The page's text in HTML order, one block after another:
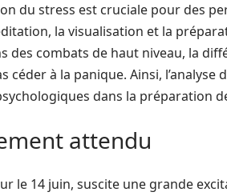
du stress est cruciale pour des
la visualisation et la
des combats de haut niveau, la
céder à la panique. Ainsi, l’analyse
dans la préparation
attendu
le 14 juin, suscite une grande